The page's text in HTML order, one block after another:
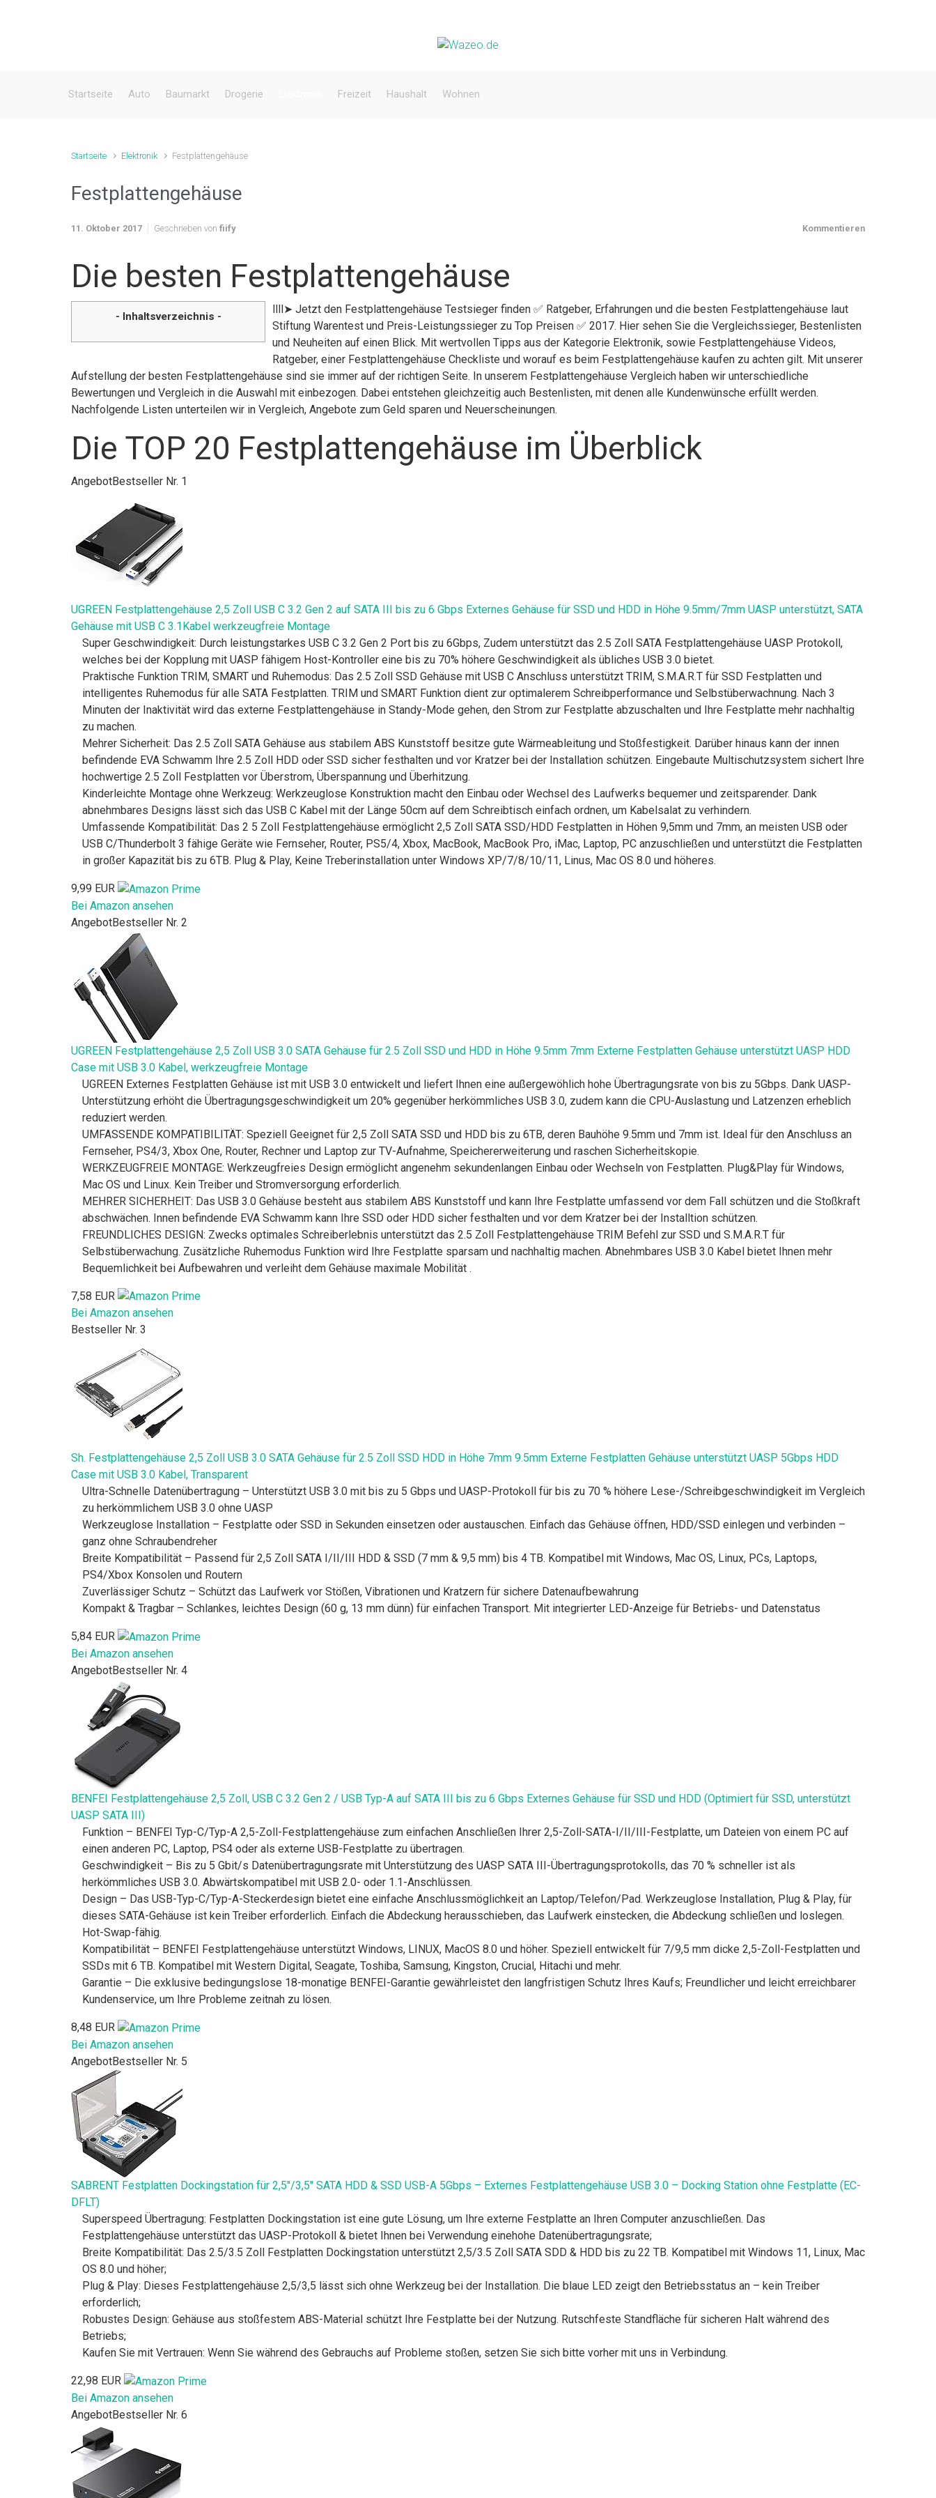
Startseite Auto Baumarkt Drogerie Freizeit Haushalt Wohnen
Startseite Elektronik Festplattengehäuse
Festplattengehäuse
11. Oktober 2017 Geschrieben von fiify Kommentieren
Die besten Festplattengehäuse
- Inhaltsverzeichnis -
llll➤ Jetzt den Festplattengehäuse Testsieger finden ✅ Ratgeber, Erfahrungen und die besten Festplattengehäuse laut
Stiftung Warentest und Preis-Leistungssieger zu Top Preisen ✅ 2017. Hier sehen Sie die Vergleichssieger, Bestenlisten
und Neuheiten auf einen Blick. Mit wertvollen Tipps aus der Kategorie Elektronik, sowie Festplattengehäuse Videos,
Ratgeber, einer Festplattengehäuse Checkliste und worauf es beim Festplattengehäuse kaufen zu achten gilt. Mit unserer
Aufstellung der besten Festplattengehäuse sind sie immer auf der richtigen Seite. In unserem Festplattengehäuse Vergleich haben wir unterschiedliche
Bewertungen und Vergleich in die Auswahl mit einbezogen. Dabei entstehen gleichzeitig auch Bestenlisten, mit denen alle Kundenwünsche erfüllt werden.
Nachfolgende Listen unterteilen wir in Vergleich, Angebote zum Geld sparen und Neuerscheinungen.
Die TOP 20 Festplattengehäuse im Überblick
AngebotBestseller Nr. 1
UGREEN Festplattengehäuse 2,5 Zoll USB C 3.2 Gen 2 auf SATA III bis zu 6 Gbps Externes Gehäuse für SSD und HDD in Höhe 9.5mm/7mm UASP unterstützt, SATA
Gehäuse mit USB C 3.1Kabel werkzeugfreie Montage
Super Geschwindigkeit: Durch leistungstarkes USB C 3.2 Gen 2 Port bis zu 6Gbps, Zudem unterstützt das 2.5 Zoll SATA Festplattengehäuse UASP Protokoll,
welches bei der Kopplung mit UASP fähigem Host-Kontroller eine bis zu 70% höhere Geschwindigkeit als übliches USB 3.0 bietet.
Praktische Funktion TRIM, SMART und Ruhemodus: Das 2.5 Zoll SSD Gehäuse mit USB C Anschluss unterstützt TRIM, S.M.A.R.T für SSD Festplatten und
intelligentes Ruhemodus für alle SATA Festplatten. TRIM und SMART Funktion dient zur optimalerem Schreibperformance und Selbstüberwachnung. Nach 3
Minuten der Inaktivität wird das externe Festplattengehäuse in Standy-Mode gehen, den Strom zur Festplatte abzuschalten und Ihre Festplatte mehr nachhaltig
zu machen.
Mehrer Sicherheit: Das 2.5 Zoll SATA Gehäuse aus stabilem ABS Kunststoff besitze gute Wärmeableitung und Stoßfestigkeit. Darüber hinaus kann der innen
befindende EVA Schwamm Ihre 2.5 Zoll HDD oder SSD sicher festhalten und vor Kratzer bei der Installation schützen. Eingebaute Multischutzsystem sichert Ihre
hochwertige 2.5 Zoll Festplatten vor Überstrom, Überspannung und Überhitzung.
Kinderleichte Montage ohne Werkzeug: Werkzeuglose Konstruktion macht den Einbau oder Wechsel des Laufwerks bequemer und zeitsparender. Dank
abnehmbares Designs lässt sich das USB C Kabel mit der Länge 50cm auf dem Schreibtisch einfach ordnen, um Kabelsalat zu verhindern.
Umfassende Kompatibilität: Das 2 5 Zoll Festplattengehäuse ermöglicht 2,5 Zoll SATA SSD/HDD Festplatten in Höhen 9,5mm und 7mm, an meisten USB oder
USB C/Thunderbolt 3 fähige Geräte wie Fernseher, Router, PS5/4, Xbox, MacBook, MacBook Pro, iMac, Laptop, PC anzuschließen und unterstützt die Festplatten
in großer Kapazität bis zu 6TB. Plug & Play, Keine Treberinstallation unter Windows XP/7/8/10/11, Linus, Mac OS 8.0 und höheres.
9,99 EUR
Bei Amazon ansehen
AngebotBestseller Nr. 2
UGREEN Festplattengehäuse 2,5 Zoll USB 3.0 SATA Gehäuse für 2.5 Zoll SSD und HDD in Höhe 9.5mm 7mm Externe Festplatten Gehäuse unterstützt UASP HDD
Case mit USB 3.0 Kabel, werkzeugfreie Montage
UGREEN Externes Festplatten Gehäuse ist mit USB 3.0 entwickelt und liefert Ihnen eine außergewöhlich hohe Übertragungsrate von bis zu 5Gbps. Dank UASP-
Unterstützung erhöht die Übertragungsgeschwindigkeit um 20% gegenüber herkömmliches USB 3.0, zudem kann die CPU-Auslastung und Latzenzen erheblich
reduziert werden.
UMFASSENDE KOMPATIBILITÄT: Speziell Geeignet für 2,5 Zoll SATA SSD und HDD bis zu 6TB, deren Bauhöhe 9.5mm und 7mm ist. Ideal für den Anschluss an
Fernseher, PS4/3, Xbox One, Router, Rechner und Laptop zur TV-Aufnahme, Speichererweiterung und raschen Sicherheitskopie.
WERKZEUGFREIE MONTAGE: Werkzeugfreies Design ermöglicht angenehm sekundenlangen Einbau oder Wechseln von Festplatten. Plug&Play für Windows,
Mac OS und Linux. Kein Treiber und Stromversorgung erforderlich.
MEHRER SICHERHEIT: Das USB 3.0 Gehäuse besteht aus stabilem ABS Kunststoff und kann Ihre Festplatte umfassend vor dem Fall schützen und die Stoßkraft
abschwächen. Innen befindende EVA Schwamm kann Ihre SSD oder HDD sicher festhalten und vor dem Kratzer bei der Installtion schützen.
FREUNDLICHES DESIGN: Zwecks optimales Schreiberlebnis unterstützt das 2.5 Zoll Festplattengehäuse TRIM Befehl zur SSD und S.M.A.R.T für
Selbstüberwachung. Zusätzliche Ruhemodus Funktion wird Ihre Festplatte sparsam und nachhaltig machen. Abnehmbares USB 3.0 Kabel bietet Ihnen mehr
Bequemlichkeit bei Aufbewahren und verleiht dem Gehäuse maximale Mobilität .
7,58 EUR
Bei Amazon ansehen
Bestseller Nr. 3
Sh. Festplattengehäuse 2,5 Zoll USB 3.0 SATA Gehäuse für 2.5 Zoll SSD HDD in Höhe 7mm 9.5mm Externe Festplatten Gehäuse unterstützt UASP 5Gbps HDD
Case mit USB 3.0 Kabel, Transparent
Ultra-Schnelle Datenübertragung – Unterstützt USB 3.0 mit bis zu 5 Gbps und UASP-Protokoll für bis zu 70 % höhere Lese-/Schreibgeschwindigkeit im Vergleich
zu herkömmlichem USB 3.0 ohne UASP
Werkzeuglose Installation – Festplatte oder SSD in Sekunden einsetzen oder austauschen. Einfach das Gehäuse öffnen, HDD/SSD einlegen und verbinden –
ganz ohne Schraubendreher
Breite Kompatibilität – Passend für 2,5 Zoll SATA I/II/III HDD & SSD (7 mm & 9,5 mm) bis 4 TB. Kompatibel mit Windows, Mac OS, Linux, PCs, Laptops,
PS4/Xbox Konsolen und Routern
Zuverlässiger Schutz – Schützt das Laufwerk vor Stößen, Vibrationen und Kratzern für sichere Datenaufbewahrung
Kompakt & Tragbar – Schlankes, leichtes Design (60 g, 13 mm dünn) für einfachen Transport. Mit integrierter LED-Anzeige für Betriebs- und Datenstatus
5,84 EUR
Bei Amazon ansehen
AngebotBestseller Nr. 4
BENFEI Festplattengehäuse 2,5 Zoll, USB C 3.2 Gen 2 / USB Typ-A auf SATA III bis zu 6 Gbps Externes Gehäuse für SSD und HDD (Optimiert für SSD, unterstützt
UASP SATA III)
Funktion – BENFEI Typ-C/Typ-A 2,5-Zoll-Festplattengehäuse zum einfachen Anschließen Ihrer 2,5-Zoll-SATA-I/II/III-Festplatte, um Dateien von einem PC auf
einen anderen PC, Laptop, PS4 oder als externe USB-Festplatte zu übertragen.
Geschwindigkeit – Bis zu 5 Gbit/s Datenübertragungsrate mit Unterstützung des UASP SATA III-Übertragungsprotokolls, das 70 % schneller ist als
herkömmliches USB 3.0. Abwärtskompatibel mit USB 2.0- oder 1.1-Anschlüssen.
Design – Das USB-Typ-C/Typ-A-Steckerdesign bietet eine einfache Anschlussmöglichkeit an Laptop/Telefon/Pad. Werkzeuglose Installation, Plug & Play, für
dieses SATA-Gehäuse ist kein Treiber erforderlich. Einfach die Abdeckung herausschieben, das Laufwerk einstecken, die Abdeckung schließen und loslegen.
Hot-Swap-fähig.
Kompatibilität – BENFEI Festplattengehäuse unterstützt Windows, LINUX, MacOS 8.0 und höher. Speziell entwickelt für 7/9,5 mm dicke 2,5-Zoll-Festplatten und
SSDs mit 6 TB. Kompatibel mit Western Digital, Seagate, Toshiba, Samsung, Kingston, Crucial, Hitachi und mehr.
Garantie – Die exklusive bedingungslose 18-monatige BENFEI-Garantie gewährleistet den langfristigen Schutz Ihres Kaufs; Freundlicher und leicht erreichbarer
Kundenservice, um Ihre Probleme zeitnah zu lösen.
8,48 EUR
Bei Amazon ansehen
AngebotBestseller Nr. 5
SABRENT Festplatten Dockingstation für 2,5''/3,5'' SATA HDD & SSD USB-A 5Gbps – Externes Festplattengehäuse USB 3.0 – Docking Station ohne Festplatte (EC-
DFLT)
Superspeed Übertragung: Festplatten Dockingstation ist eine gute Lösung, um Ihre externe Festplatte an Ihren Computer anzuschließen. Das
Festplattengehäuse unterstützt das UASP-Protokoll & bietet Ihnen bei Verwendung einehohe Datenübertragungsrate;
Breite Kompatibilität: Das 2.5/3.5 Zoll Festplatten Dockingstation unterstützt 2,5/3.5 Zoll SATA SDD & HDD bis zu 22 TB. Kompatibel mit Windows 11, Linux, Mac
OS 8.0 und höher;
Plug & Play: Dieses Festplattengehäuse 2,5/3,5 lässt sich ohne Werkzeug bei der Installation. Die blaue LED zeigt den Betriebsstatus an – kein Treiber
erforderlich;
Robustes Design: Gehäuse aus stoßfestem ABS-Material schützt Ihre Festplatte bei der Nutzung. Rutschfeste Standfläche für sicheren Halt während des
Betriebs;
Kaufen Sie mit Vertrauen: Wenn Sie während des Gebrauchs auf Probleme stoßen, setzen Sie sich bitte vorher mit uns in Verbindung.
22,98 EUR
Bei Amazon ansehen
AngebotBestseller Nr. 6